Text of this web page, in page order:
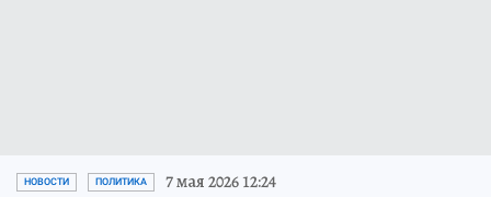
НОВОСТИ ПОЛИТИКА 7 мая 2026 12:24